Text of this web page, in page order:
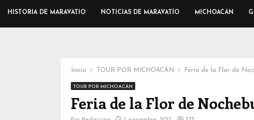
HISTORIA DE MARAVATIO NOTICIAS DE MARAVATÍO MICHOACÁN
Inicio TOUR POR MICHOACÁN Feria de la Flor de
TOUR POR MICHOACÁN
Feria de la Flor de